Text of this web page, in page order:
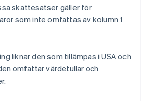
skattesatser gäller för
som inte omfattas av kolumn 1
liknar den som tillämpas i USA och
omfattar värdetullar och